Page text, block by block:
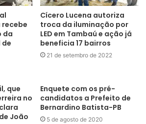
recebe
da
de
Cícero Lucena autoriza
troca da iluminação por
LED em Tambaú e ação já
beneficia 17 bairros
21 de setembro de 2022
que
no
João
Enquete com os pré-
candidatos a Prefeito de
Bernardino Batista-PB
5 de agosto de 2020